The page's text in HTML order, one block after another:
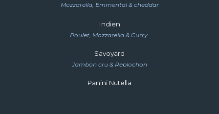
Mozzarella, Emmental & cheddar
Indien
Poulet, Mozzarella & Curry
Savoyard
Jambon cru & Reblochon
Panini Nutella